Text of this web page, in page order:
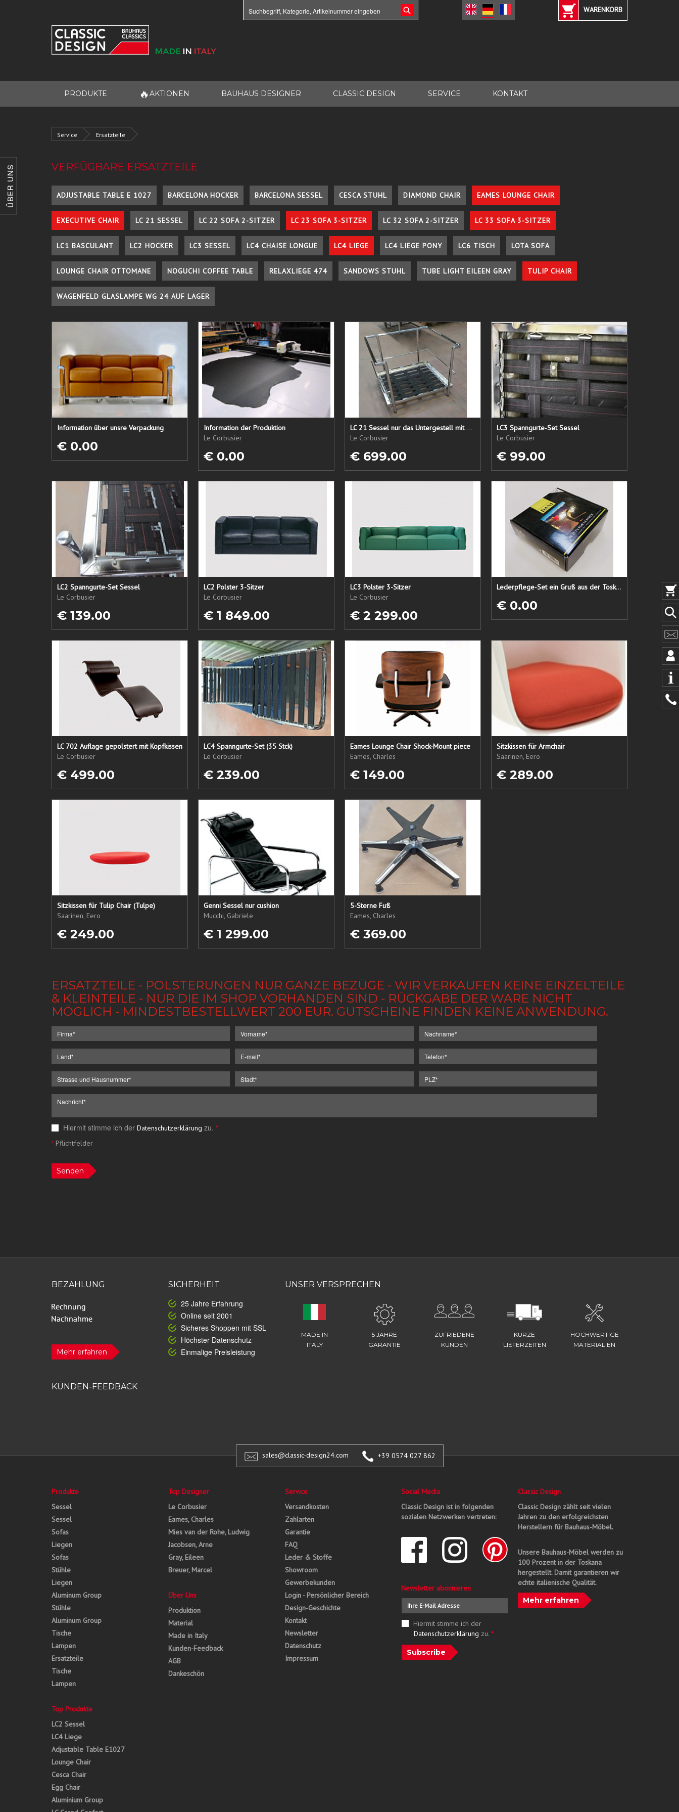
ÜBER UNS
WARENKORB
PRODUKTE 🔥 AKTIONEN BAUHAUS DESIGNER CLASSIC DESIGN SERVICE KONTAKT
Service Ersatzteile
VERFÜGBARE ERSATZTEILE
ADJUSTABLE TABLE E 1027 BARCELONA HOCKER BARCELONA SESSEL CESCA STUHL DIAMOND CHAIR EAMES LOUNGE CHAIR
EXECUTIVE CHAIR LC 21 SESSEL LC 22 SOFA 2-SITZER LC 23 SOFA 3-SITZER LC 32 SOFA 2-SITZER LC 33 SOFA 3-SITZER
LC1 BASCULANT LC2 HOCKER LC3 SESSEL LC4 CHAISE LONGUE LC4 LIEGE LC4 LIEGE PONY LC6 TISCH LOTA SOFA
LOUNGE CHAIR OTTOMANE NOGUCHI COFFEE TABLE RELAXLIEGE 474 SANDOWS STUHL TUBE LIGHT EILEEN GRAY TULIP CHAIR
WAGENFELD GLASLAMPE WG 24 AUF LAGER
Information über unsre Verpackung
€ 0.00
Information der Produktion
Le Corbusier
€ 0.00
LC 21 Sessel nur das Untergestell mit elastischen Straps
Le Corbusier
€ 699.00
LC3 Spanngurte-Set Sessel
Le Corbusier
€ 99.00
LC2 Spanngurte-Set Sessel
Le Corbusier
€ 139.00
LC2 Polster 3-Sitzer
Le Corbusier
€ 1 849.00
LC3 Polster 3-Sitzer
Le Corbusier
€ 2 299.00
Lederpflege-Set ein Gruß aus der Toskana...
€ 0.00
LC 702 Auflage gepolstert mit Kopfkissen
Le Corbusier
€ 499.00
LC4 Spanngurte-Set (35 Stck)
Le Corbusier
€ 239.00
Eames Lounge Chair Shock-Mount piece
Eames, Charles
€ 149.00
Sitzkissen für Armchair
Saarinen, Eero
€ 289.00
Sitzkissen für Tulip Chair (Tulpe)
Saarinen, Eero
€ 249.00
Genni Sessel nur cushion
Mucchi, Gabriele
€ 1 299.00
5-Sterne Fuß
Eames, Charles
€ 369.00
ERSATZTEILE - POLSTERUNGEN NUR GANZE BEZÜGE - WIR VERKAUFEN KEINE EINZELTEILE
& KLEINTEILE - NUR DIE IM SHOP VORHANDEN SIND - RÜCKGABE DER WARE NICHT
MÖGLICH - MINDESTBESTELLWERT 200 EUR. GUTSCHEINE FINDEN KEINE ANWENDUNG.
Hiermit stimme ich der Datenschutzerklärung zu. *
*Pflichtfelder
Senden
BEZAHLUNG
Mehr erfahren
SICHERHEIT
25 Jahre Erfahrung
Online seit 2001
Sicheres Shoppen mit SSL
Höchster Datenschutz
Einmalige Preisleistung
UNSER VERSPRECHEN
MADE IN
ITALY
5 JAHRE
GARANTIE
ZUFRIEDENE
KUNDEN
KURZE
LIEFERZEITEN
HOCHWERTIGE
MATERIALIEN
KUNDEN-FEEDBACK
sales@classic-design24.com +39 0574 027 862
Produkte
Sessel
Sessel
Sofas
Liegen
Sofas
Stühle
Liegen
Aluminum Group
Stühle
Aluminum Group
Tische
Lampen
Ersatzteile
Tische
Lampen
Top Produkte
LC2 Sessel
LC4 Liege
Adjustable Table E1027
Lounge Chair
Cesca Chair
Egg Chair
Aluminium Group
Top Designer
Le Corbusier
Eames, Charles
Mies van der Rohe, Ludwig
Jacobsen, Arne
Gray, Eileen
Breuer, Marcel
Über Uns
Produktion
Material
Made in Italy
Kunden-Feedback
AGB
Dankeschön
Service
Versandkosten
Zahlarten
Garantie
FAQ
Leder & Stoffe
Showroom
Gewerbekunden
Login - Persönlicher Bereich
Design-Geschichte
Kontakt
Newsletter
Datenschutz
Impressum
Social Media
Classic Design ist in folgenden
sozialen Netzwerken vertreten:
Newsletter abonnieren
Hiermit stimme ich der
Datenschutzerklärung zu. *
Subscribe
Classic Design
Classic Design zählt seit vielen
Jahren zu den erfolgreichsten
Herstellern für Bauhaus-Möbel.
Unsere Bauhaus-Möbel werden zu
100 Prozent in der Toskana
hergestellt. Damit garantieren wir
echte italienische Qualität.
Mehr erfahren